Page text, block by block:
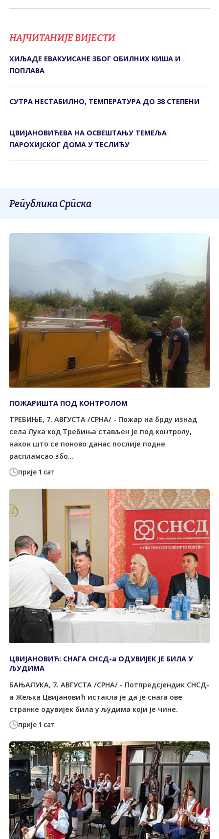
НАЈЧИТАНИЈЕ ВИЈЕСТИ
ХИЉАДЕ ЕВАКУИСАНЕ ЗБОГ ОБИЛНИХ КИША И
ПОПЛАВА
СУТРА НЕСТАБИЛНО, ТЕМПЕРАТУРА ДО 38 СТЕПЕНИ
ЦВИЈАНОВИЋЕВА НА ОСВЕШТАЊУ ТЕМЕЉА
ПАРОХИЈСКОГ ДОМА У ТЕСЛИЋУ
Република Српска
прије 1 сат
ПОЖАРИШТА ПОД КОНTРОЛОМ
ТРЕБИЊЕ, 7. АВГУСТА /СРНА/ - Пожар на брду изнад
села Лука код Tребиња стављен је под контролу,
након што се поново данас послије подне
распламсао збо...
прије 1 сат
ЦВИЈАНОВИЋ: СНАГА СНСД-а ОДУВИЈЕК ЈЕ БИЛА У
ЉУДИМА
БАЊАЛУКА, 7. АВГУСТА /СРНА/ - Потпредсјендик СНСД-
а Жељка Цвијановић истакла је да је снага ове
странке одувијек била у људима који је чине.